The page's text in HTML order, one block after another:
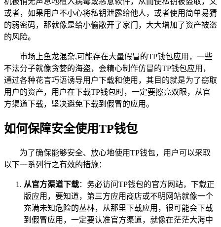
或者，如果用户不小心将私钥泄露给他人，或者使用简单易猜
的弱密码，那就像是给小偷敞开了家门，大大增加了资产被盗
的风险。
市场上鱼龙混杂,可能存在大量假冒的TP钱包应用，一些
不法分子就像贪婪的海盗，会精心制作仿冒的TP钱包应用，
通过各种花言巧语诱导用户下载和使用，其目的就是为了窃取
用户的资产，用户在下载TP钱包时，一定要擦亮双眼，从官
方渠道下载，坚决避免下载到假冒的应用。
如何保障安全使用TP钱包
为了确保能够安全、放心地使用TP钱包，用户可以采取
以下一系列行之有效的措施：
从官方渠道下载：务必访问TP钱包的官方网站，下载正
版应用，要知道，第三方应用商店或不明网站就像一个
充满未知危险的丛林，从那里下载应用，很可能会下载
到假冒应用，一定要认准官方渠道，就像在茫茫大海中